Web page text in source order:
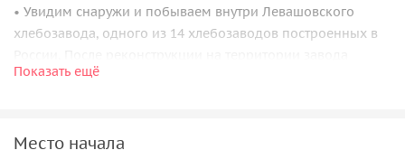
• Увидим снаружи и побываем внутри Левашовского
хлебозавода, одного из 14 хлебозаводов построенных в
открылось культурно-деловое пространство.
новой страны рабочих. На примере зданий этого района
Показать ещё
Место начала